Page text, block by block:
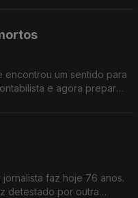
um sentido para
e agora prepara
faz hoje 76 anos.
detestado por outra